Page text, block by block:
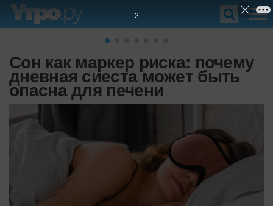
Сон как маркер риска: почему
дневная сиеста может быть
опасна для печени
1